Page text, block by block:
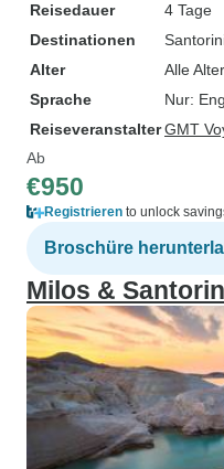
Reisedauer
4 Tage
Destinationen
Alter
Alle
Sprache
Nur:
ReiseveranstalterGMT
Ab
€950
Registrieren to unlock
Broschüre
Milos &